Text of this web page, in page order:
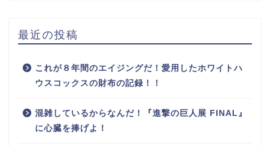
最近の投稿
これが８年間のエイジングだ！愛用したホワイトハ
ウスコックスの財布の記録！！
混雑しているからなんだ！『進撃の巨人展 FINAL』
に心臓を捧げよ！